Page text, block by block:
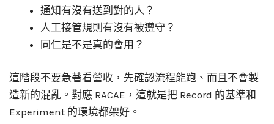
通知有沒有送到對的人？
人工接管規則有沒有被遵守？
同仁是不是真的會用？
這階段不要急著看營收，先確認流程能跑、而且不會製
造新的混亂。對應 RACAE，這就是把 Record 的基準和
Experiment 的環境都架好。